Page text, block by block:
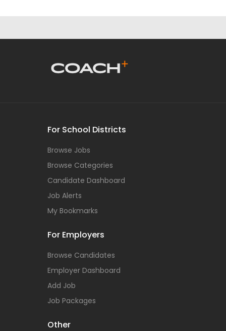
For School Districts
Browse Jobs
Browse Categories
Candidate Dashboard
Job Alerts
My Bookmarks
For Employers
Browse Candidates
Employer Dashboard
Add Job
Job Packages
Other